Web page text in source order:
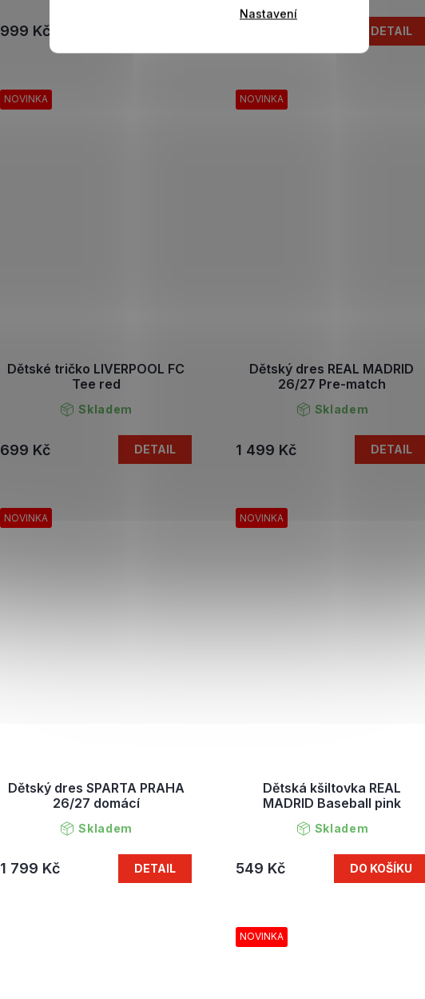
Nastavení
999 Kč DETAIL
NOVINKA
Dětské tričko LIVERPOOL FC
Tee red
Skladem
699 Kč DETAIL
NOVINKA
Dětský dres REAL MADRID
26/27 Pre-match
Skladem
1 499 Kč DETAIL
NOVINKA
Dětský dres SPARTA PRAHA
26/27 domácí
Skladem
1 799 Kč DETAIL
NOVINKA
Dětská kšiltovka REAL
MADRID Baseball pink
Skladem
549 Kč DO KOŠÍKU
NOVINKA